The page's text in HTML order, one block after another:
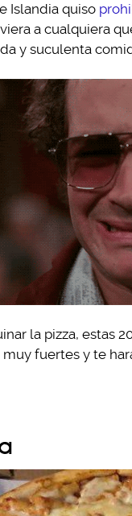
Islandia quiso
a cualquiera
y suculenta
la pizza, estas
fuertes y te